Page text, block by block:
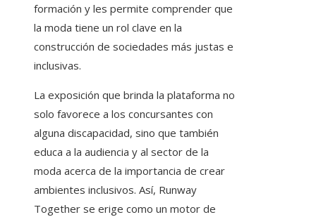
formación y les permite comprender que
la moda tiene un rol clave en la
construcción de sociedades más justas e
inclusivas.
La exposición que brinda la plataforma no
solo favorece a los concursantes con
alguna discapacidad, sino que también
educa a la audiencia y al sector de la
moda acerca de la importancia de crear
ambientes inclusivos. Así, Runway
Together se erige como un motor de